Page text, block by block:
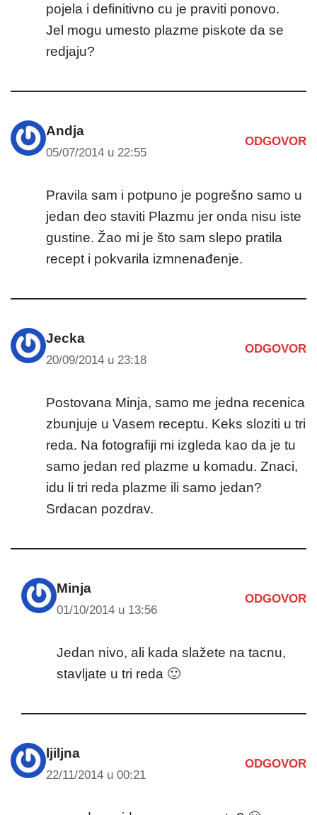
pojela i definitivno cu je praviti ponovo.
Jel mogu umesto plazme piskote da se
redjaju?
Andja
05/07/2014 u 22:55
ODGOVOR
Pravila sam i potpuno je pogrešno samo u
jedan deo staviti Plazmu jer onda nisu iste
gustine. Žao mi je što sam slepo pratila
recept i pokvarila izmnenađenje.
Jecka
20/09/2014 u 23:18
ODGOVOR
Postovana Minja, samo me jedna recenica
zbunjuje u Vasem receptu. Keks sloziti u tri
reda. Na fotografiji mi izgleda kao da je tu
samo jedan red plazme u komadu. Znaci,
idu li tri reda plazme ili samo jedan?
Srdacan pozdrav.
Minja
01/10/2014 u 13:56
ODGOVOR
Jedan nivo, ali kada slažete na tacnu,
stavljate u tri reda 🙂
ljiljna
22/11/2014 u 00:21
ODGOVOR